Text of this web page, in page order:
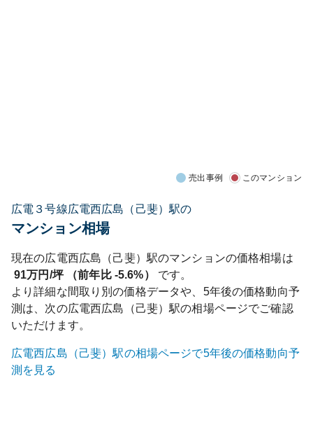
売出事例 このマンション
広電３号線広電西広島（己斐）駅の
マンション相場
現在の広電西広島（己斐） 駅のマンションの価格相場は
91万円/坪 （前年比 -5.6%）
です。
より詳細な間取り別の価格データや、5年後の価格動向予
測は、次の広電西広島（己斐）駅の相場ページでご確認
いただけます。
広電西広島（己斐）駅の相場ページで5年後の価格動向予
測を見る